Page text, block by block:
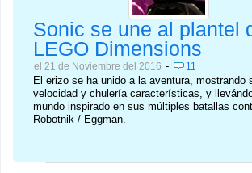
Sonic se une al plantel
LEGO Dimensions
el 21 de Noviembre del 2016 - 11
El erizo se ha unido a la aventura, mostrando
velocidad y chulería características, y
mundo inspirado en sus múltiples batallas
Robotnik / Eggman.